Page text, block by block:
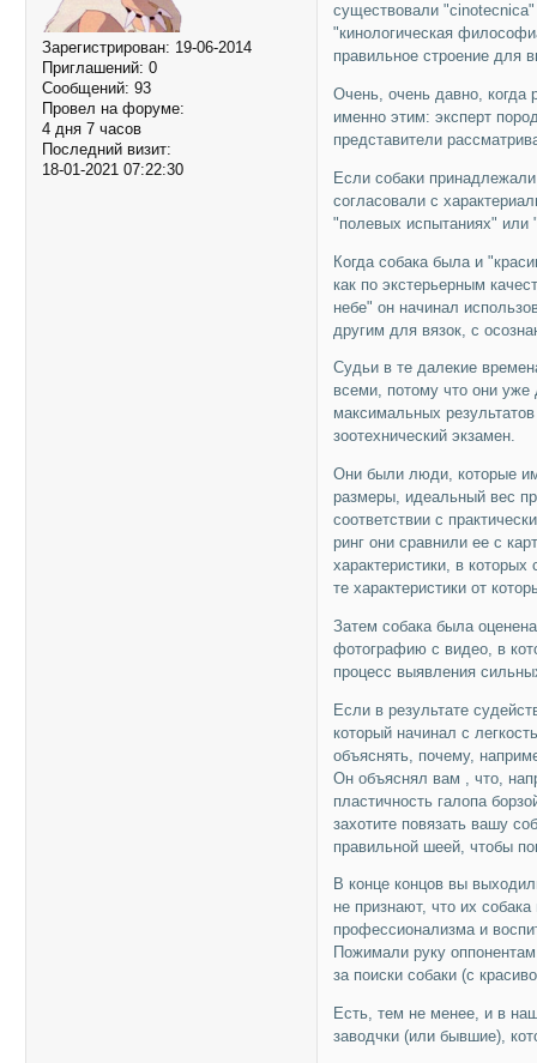
Зарегистрирован: 19-06-2014
Приглашений: 0
Сообщений: 93
Провел на форуме:
4 дня 7 часов
Последний визит:
18-01-2021 07:22:30
существовали
"кинологическая
правильное строение для
Очень, очень давно, когда
именно этим: эксперт
представители
Если собаки
согласовали с
"полевых испытаниях" или
Когда собака была и
как по экстерьерным
небе" он начинал
другим для вязок, с
Судьи в те далекие
всеми, потому что они уже
максимальных
зоотехнический экзамен.
Они были люди, которые
размеры, идеальный вес
соответствии с
ринг они сравнили ее с
характеристики, в
те характеристики от
Затем собака была
фотографию с видео, в
процесс выявления
Если в результате
который начинал с
объяснять, почему,
Он объяснял вам , что,
пластичность галопа
захотите повязать вашу
правильной шеей, чтобы
В конце концов вы
не признают, что их
профессионализма и
Пожимали руку
за поиски собаки (с
Есть, тем не менее, и в
заводчки (или бывшие),